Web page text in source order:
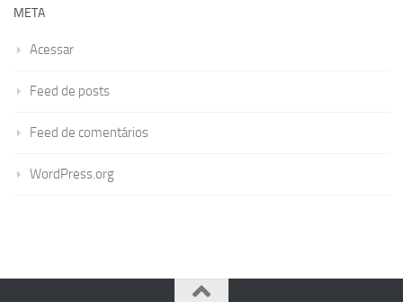
META
Acessar
Feed de posts
Feed de comentários
WordPress.org